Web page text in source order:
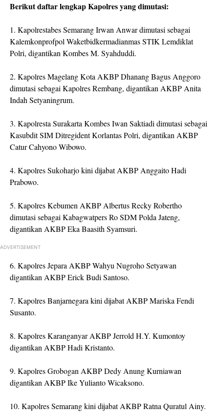
Berikut daftar lengkap Kapolres yang dimutasi:
1. Kapolrestabes Semarang Irwan Anwar dimutasi sebagai
Kalemkonprofpol Waketbidkermadianmas STIK Lemdiklat
Polri, digantikan Kombes M. Syahduddi.
2. Kapolres Magelang Kota AKBP Dhanang Bagus Anggoro
dimutasi sebagai Kapolres Rembang, digantikan AKBP Anita
Indah Setyaningrum.
3. Kapolresta Surakarta Kombes Iwan Saktiadi dimutasi sebagai
Kasubdit SIM Ditregident Korlantas Polri, digantikan AKBP
Catur Cahyono Wibowo.
4. Kapolres Sukoharjo kini dijabat AKBP Anggaito Hadi
Prabowo.
5. Kapolres Kebumen AKBP Albertus Recky Robertho
dimutasi sebagai Kabagwatpers Ro SDM Polda Jateng,
digantikan AKBP Eka Baasith Syamsuri.
ADVERTISEMENT
6. Kapolres Jepara AKBP Wahyu Nugroho Setyawan
digantikan AKBP Erick Budi Santoso.
7. Kapolres Banjarnegara kini dijabat AKBP Mariska Fendi
Susanto.
8. Kapolres Karanganyar AKBP Jerrold H.Y. Kumontoy
digantikan AKBP Hadi Kristanto.
9. Kapolres Grobogan AKBP Dedy Anung Kurniawan
digantikan AKBP Ike Yulianto Wicaksono.
10. Kapolres Semarang kini dijabat AKBP Ratna Quratul Ainy.